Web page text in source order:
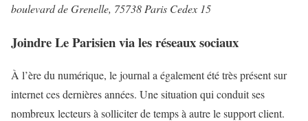
boulevard de Grenelle, 75738 Paris Cedex 15
Joindre Le Parisien via les réseaux sociaux
À l’ère du numérique, le journal a également été très présent sur
internet ces dernières années. Une situation qui conduit ses
nombreux lecteurs à solliciter de temps à autre le support client.